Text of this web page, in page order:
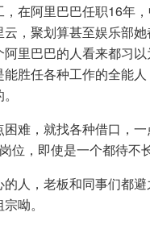
，在阿里巴巴任职16年
，聚划算甚至娱乐部
里巴巴的人看来都习
胜任各种工作的全能
难，就找各种借口，
位，即使是一个都待不长
的人，老板和同事们都
呦。